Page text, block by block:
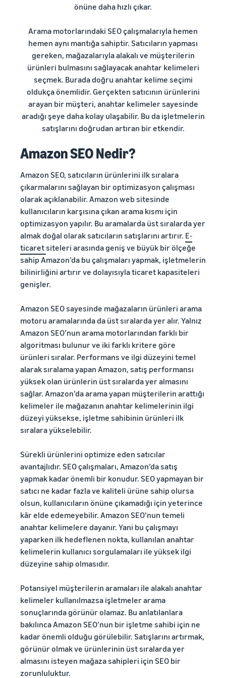
önüne daha hızlı çıkar.
Arama motorlarındaki SEO çalışmalarıyla hemen
hemen aynı mantığa sahiptir. Satıcıların yapması
gereken, mağazalarıyla alakalı ve müşterilerin
ürünleri bulmasını sağlayacak anahtar kelimeleri
seçmek. Burada doğru anahtar kelime seçimi
oldukça önemlidir. Gerçekten satıcının ürünlerini
arayan bir müşteri, anahtar kelimeler sayesinde
aradığı şeye daha kolay ulaşabilir. Bu da işletmelerin
satışlarını doğrudan artıran bir etkendir.
Amazon SEO Nedir?
Amazon SEO, satıcıların ürünlerini ilk sıralara
çıkarmalarını sağlayan bir optimizasyon çalışması
olarak açıklanabilir. Amazon web sitesinde
kullanıcıların karşısına çıkan arama kısmı için
optimizasyon yapılır. Bu aramalarda üst sıralarda yer
almak doğal olarak satıcıların satışlarını artırır. E-
ticaretsiteleri arasında geniş ve büyük bir ölçeğe
sahip Amazon’da bu çalışmaları yapmak, işletmelerin
bilinirliğini artırır ve dolayısıyla ticaret kapasiteleri
genişler.
Amazon SEO sayesinde mağazaların ürünleri arama
motoru aramalarında da üst sıralarda yer alır. Yalnız
Amazon SEO’nun arama motorlarından farklı bir
algoritması bulunur ve iki farklı kritere göre
ürünleri sıralar. Performans ve ilgi düzeyini temel
alarak sıralama yapan Amazon, satış performansı
yüksek olan ürünlerin üst sıralarda yer almasını
sağlar. Amazon’da arama yapan müşterilerin arattığı
kelimeler ile mağazanın anahtar kelimelerinin ilgi
düzeyi yüksekse, işletme sahibinin ürünleri ilk
sıralara yükselebilir.
Sürekli ürünlerini optimize eden satıcılar
avantajlıdır. SEO çalışmaları, Amazon’da satış
yapmak kadar önemli bir konudur. SEO yapmayan bir
satıcı ne kadar fazla ve kaliteli ürüne sahip olursa
olsun, kullanıcıların önüne çıkamadığı için yeterince
kâr elde edemeyebilir. Amazon SEO’nun temeli
anahtar kelimelere dayanır. Yani bu çalışmayı
yaparken ilk hedeflenen nokta, kullanılan anahtar
kelimelerin kullanıcı sorgulamaları ile yüksek ilgi
düzeyine sahip olmasıdır.
Potansiyel müşterilerin aramaları ile alakalı anahtar
kelimeler kullanılmazsa işletmeler arama
sonuçlarında görünür olamaz. Bu anlatılanlara
bakılınca Amazon SEO’nun bir işletme sahibi için ne
kadar önemli olduğu görülebilir. Satışlarını artırmak,
görünür olmak ve ürünlerinin üst sıralarda yer
almasını isteyen mağaza sahipleri için SEO bir
zorunluluktur.